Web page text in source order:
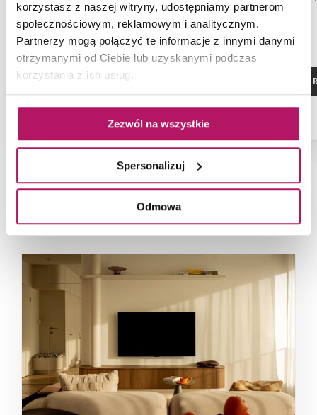
korzystasz z naszej witryny, udostępniamy partnerom
społecznościowym, reklamowym i analitycznym.
Partnerzy mogą połączyć te informacje z innymi danymi
otrzymanymi od Ciebie lub uzyskanymi podczas
korzystania z ich usług.
Zezwól na wszystkie
Spersonalizuj
Odmowa
ZOBACZ PRODUKT ZOBACZ
NAJNOWSZE ARTYKUŁY